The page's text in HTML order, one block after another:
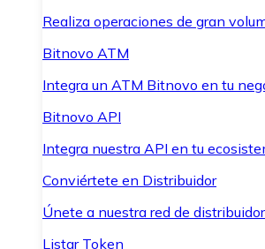
Realiza operaciones de gran
Bitnovo ATM
Integra un ATM Bitnovo en tu
Bitnovo API
Integra nuestra API en tu
Conviértete en Distribuidor
Únete a nuestra red de
Listar Token